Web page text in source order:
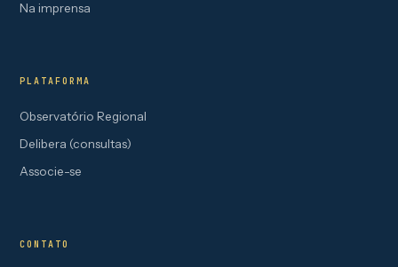
Na imprensa
PLATAFORMA
Observatório Regional
Delibera (consultas)
Associe-se
CONTATO